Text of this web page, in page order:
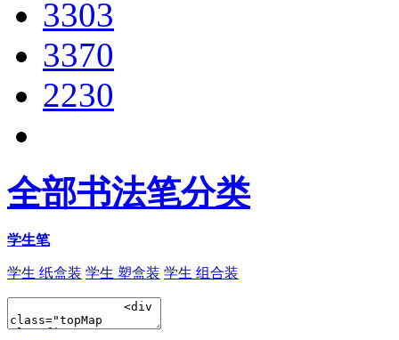
3303
3370
2230
全部书法笔分类
学生笔
学生 纸盒装 学生 塑盒装 学生 组合装